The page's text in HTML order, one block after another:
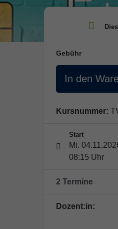
Gebühr
In den
Kursnummer:
Start
Mi.
08:15 Uhr
2 Termine
Dozent:in: